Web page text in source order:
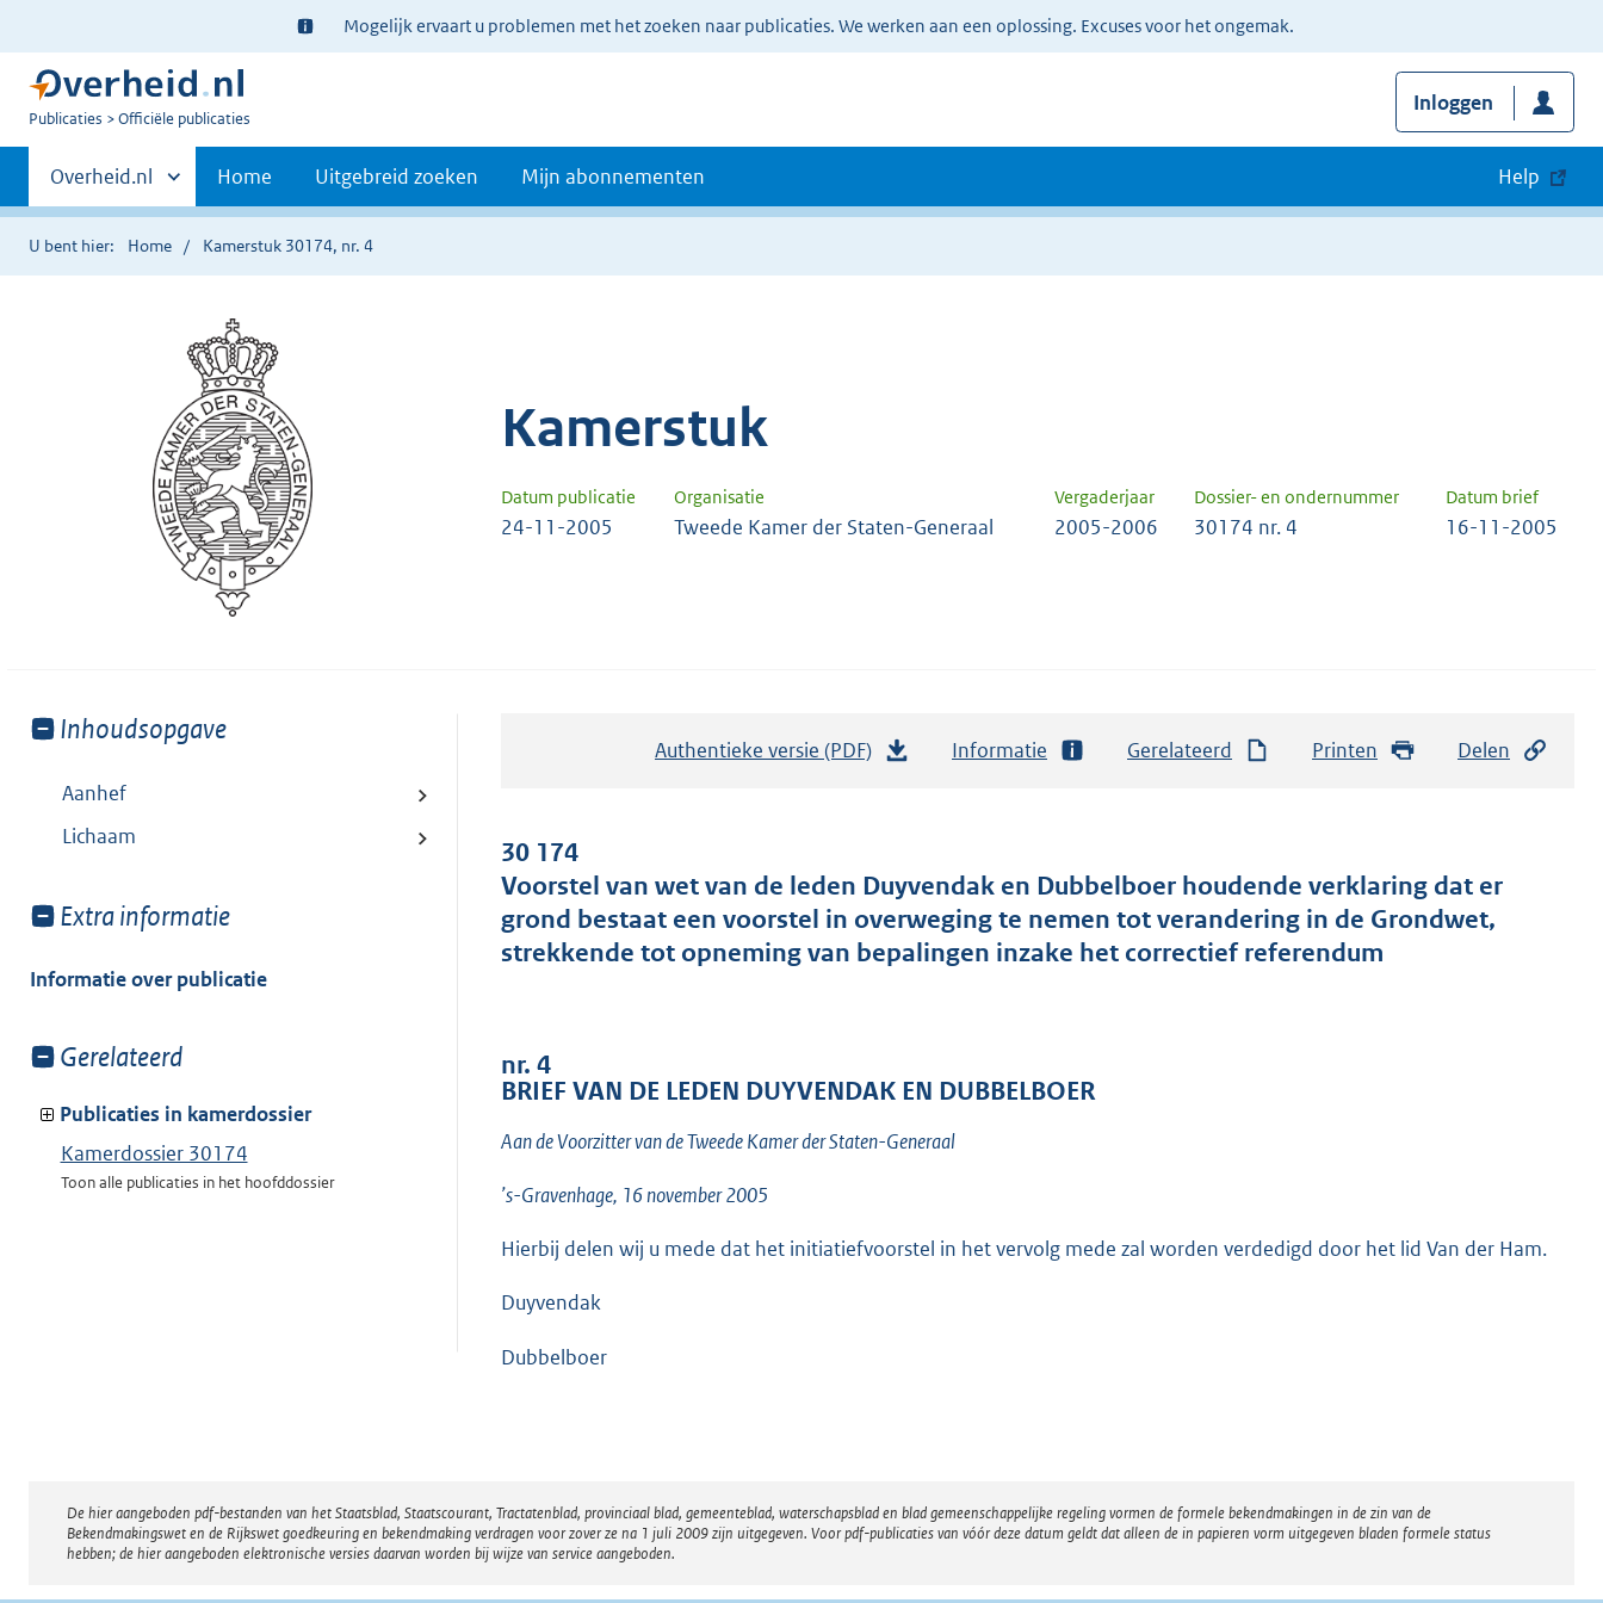
Ter
informatie:
Mogelijk ervaart u problemen met het zoeken naar publicaties. We werken aan een oplossing. Excuses voor het ongemak.
U
Publicaties Officiële publicaties
Inloggen
Primaire
navigatie
Andere
sites
binnen
Overheid.nl Home Uitgebreid zoeken Mijn abonnementen Help
U bent hier: Home Kamerstuk 30174, nr. 4
Kamerstuk
Datum publicatie Organisatie Vergaderjaar Dossier- en ondernummer Datum brief
24-11-2005 Tweede Kamer der Staten-Generaal 2005-2006 30174 nr. 4 16-11-2005
Toon
van:
Inhoudsopgave
Aanhef
Lichaam
Toon
van:
Extra informatie
Informatie over publicatie
Toon
van:
Gerelateerd
Publicaties in kamerdossier
Kamerdossier 30174
Toon alle publicaties in het hoofddossier
Authentieke versie (PDF)
a
n
d
o
t
Informatie Gerelateerd Printen Delen
30 174
Voorstel van wet van de leden Duyvendak en Dubbelboer houdende verklaring dat er
grond bestaat een voorstel in overweging te nemen tot verandering in de Grondwet,
strekkende tot opneming van bepalingen inzake het correctief referendum
nr. 4
BRIEF VAN DE LEDEN DUYVENDAK EN DUBBELBOER
Aan de Voorzitter van de Tweede Kamer der Staten-Generaal
’s-Gravenhage, 16 november 2005
Hierbij delen wij u mede dat het initiatiefvoorstel in het vervolg mede zal worden verdedigd door het lid Van der Ham.
Duyvendak
Dubbelboer
Disclaimer
De hier aangeboden pdf-bestanden van het Staatsblad, Staatscourant, Tractatenblad, provinciaal blad, gemeenteblad, waterschapsblad en blad gemeenschappelijke regeling vormen de formele bekendmakingen in de zin van de
Bekendmakingswet en de Rijkswet goedkeuring en bekendmaking verdragen voor zover ze na 1 juli 2009 zijn uitgegeven. Voor pdf-publicaties van vóór deze datum geldt dat alleen de in papieren vorm uitgegeven bladen formele status
hebben; de hier aangeboden elektronische versies daarvan worden bij wijze van service aangeboden.